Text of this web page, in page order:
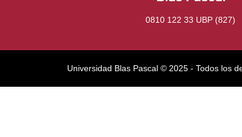
0810 122 33 UBP (827)
Universidad Blas Pascal ©️ 2025 - Todos los